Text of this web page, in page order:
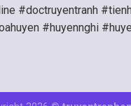
#doctruyentranh
#huyennghi